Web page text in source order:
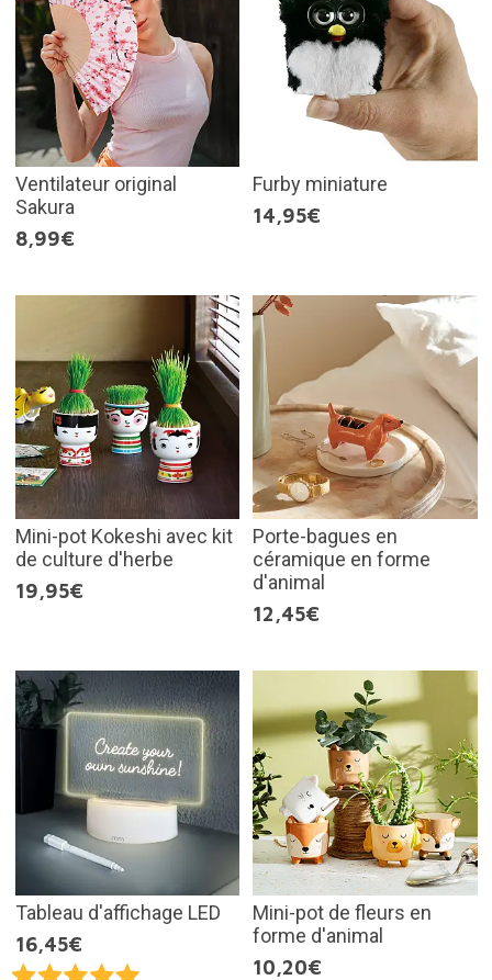
Ventilateur original
Sakura
8,99€
Furby miniature
14,95€
Mini-pot Kokeshi avec kit
de culture d'herbe
19,95€
Porte-bagues en
céramique en forme
d'animal
12,45€
Tableau d'affichage LED
16,45€
Mini-pot de fleurs en
forme d'animal
10,20€